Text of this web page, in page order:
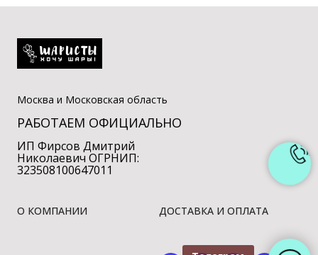
Москва и Московская область
РАБОТАЕМ ОФИЦИАЛЬНО
ИП Фирсов Дмитрий
Николаевич ОГРНИП:
323508100647011
О КОМПАНИИ ДОСТАВКА И ОПЛАТА